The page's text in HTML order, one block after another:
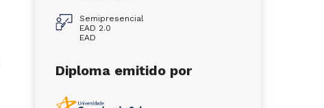
Semipresencial
EAD 2.0
EAD
Diploma emitido por